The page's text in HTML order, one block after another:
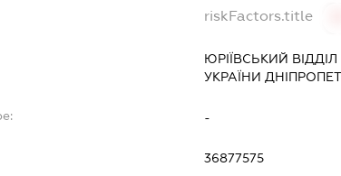
riskFactors.title
ЮРІЇВСЬКИЙ
УКРАЇНИ
-
36877575